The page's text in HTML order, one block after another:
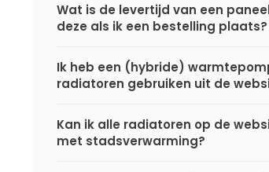
Wat is de levertijd van een
deze als ik een bestelling plaats?
Ik heb een (hybride)
radiatoren gebruiken uit de
Kan ik alle radiatoren op de
met stadsverwarming?